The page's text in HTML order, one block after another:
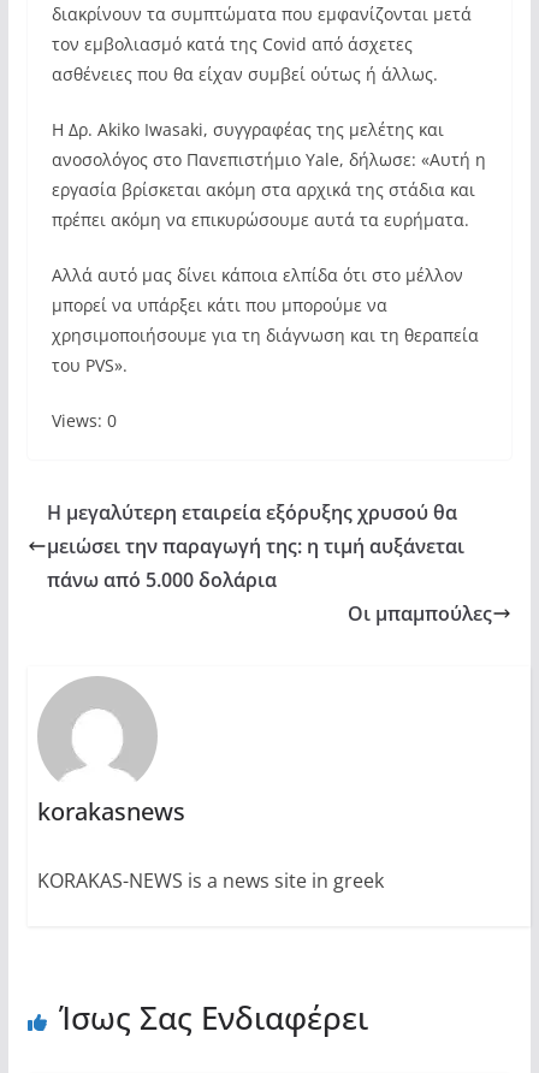
διακρίνουν τα συμπτώματα που εμφανίζονται μετά
τον εμβολιασμό κατά της Covid από άσχετες
ασθένειες που θα είχαν συμβεί ούτως ή άλλως.
Η Δρ. Akiko Iwasaki, συγγραφέας της μελέτης και
ανοσολόγος στο Πανεπιστήμιο Yale, δήλωσε: «Αυτή η
εργασία βρίσκεται ακόμη στα αρχικά της στάδια και
πρέπει ακόμη να επικυρώσουμε αυτά τα ευρήματα.
Αλλά αυτό μας δίνει κάποια ελπίδα ότι στο μέλλον
μπορεί να υπάρξει κάτι που μπορούμε να
χρησιμοποιήσουμε για τη διάγνωση και τη θεραπεία
του PVS».
Views: 0
Η μεγαλύτερη εταιρεία εξόρυξης χρυσού θα
μειώσει την παραγωγή της: η τιμή αυξάνεται
πάνω από 5.000 δολάρια
Οι μπαμπούλες
korakasnews
KORAKAS-NEWS is a news site in greek
Ίσως Σας Ενδιαφέρει